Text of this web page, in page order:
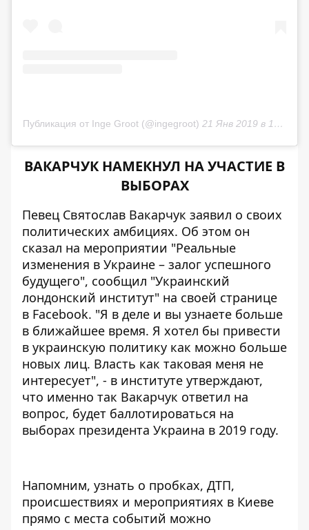
Публикация от Inge Groot (@ingegroot) 21 Янв 2019 в 12:37 PST
ВАКАРЧУК НАМЕКНУЛ НА УЧАСТИЕ В
ВЫБОРАХ
Певец Святослав Вакарчук заявил о своих
политических амбициях. Об этом он
сказал на мероприятии "Реальные
изменения в Украине – залог успешного
будущего", сообщил "Украинский
лондонский институт" на своей странице
в Facebook. "Я в деле и вы узнаете больше
в ближайшее время. Я хотел бы привести
в украинскую политику как можно больше
новых лиц. Власть как таковая меня не
интересует", - в институте утверждают,
что именно так Вакарчук ответил на
вопрос, будет баллотироваться на
выборах президента Украина в 2019 году.
Напомним, узнать о пробках, ДТП,
происшествиях и мероприятиях в Киеве
прямо с места событий можно